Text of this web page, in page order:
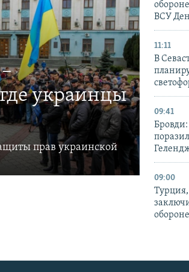
украинцы
прав украинской
ВСУ
11:11
В
09:41
09:00
обороне